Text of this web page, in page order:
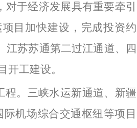
于经济发展具有重要牵引
项目加快建设，完成投资约
江苏苏通第二过江通道、四
开工建设。
程。三峡水运新通道、新疆
机场综合交通枢纽等项目